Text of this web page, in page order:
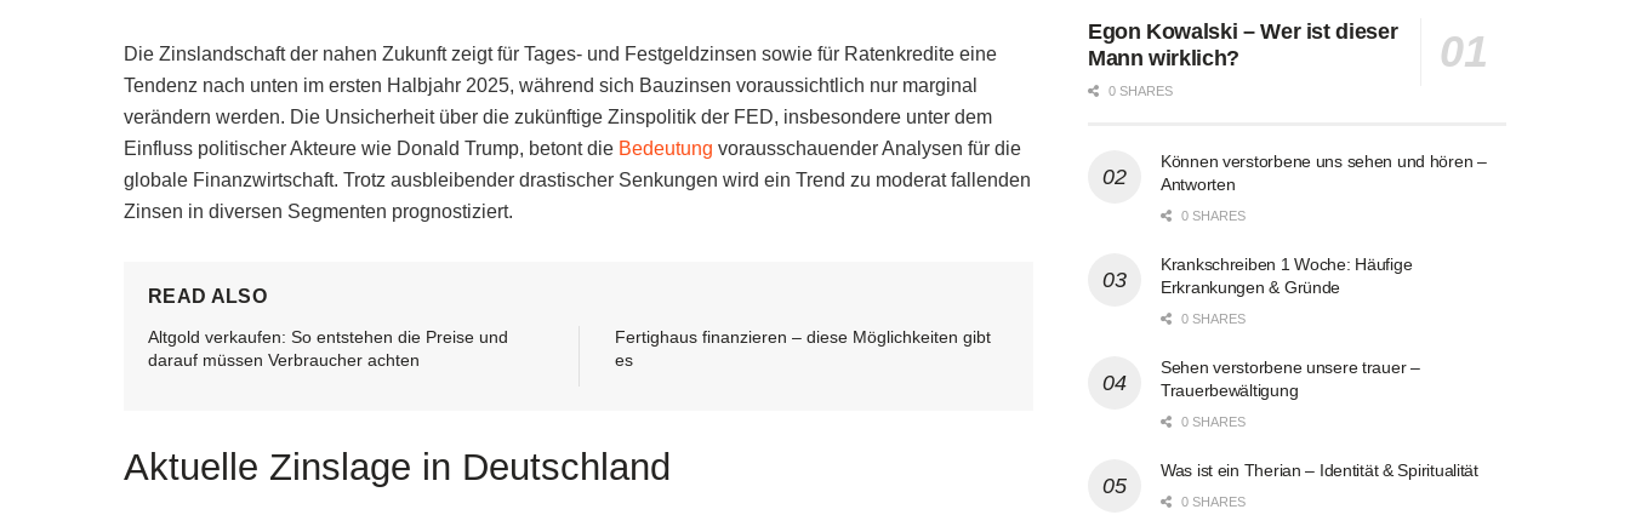
Die Zinslandschaft der nahen Zukunft zeigt für Tages- und Festgeldzinsen sowie für Ratenkredite eine
Tendenz nach unten im ersten Halbjahr 2025, während sich Bauzinsen voraussichtlich nur marginal
verändern werden. Die Unsicherheit über die zukünftige Zinspolitik der FED, insbesondere unter dem
Einfluss politischer Akteure wie Donald Trump, betont die Bedeutung vorausschauender Analysen für die
globale Finanzwirtschaft. Trotz ausbleibender drastischer Senkungen wird ein Trend zu moderat fallenden
Zinsen in diversen Segmenten prognostiziert.
READ ALSO
Altgold verkaufen: So entstehen die Preise und
darauf müssen Verbraucher achten
Fertighaus finanzieren – diese Möglichkeiten gibt
es
Aktuelle Zinslage in Deutschland
Egon Kowalski – Wer ist dieser
Mann wirklich?
0 SHARES
Können verstorbene uns sehen und hören –
Antworten
0 SHARES
Krankschreiben 1 Woche: Häufige
Erkrankungen & Gründe
0 SHARES
Sehen verstorbene unsere trauer –
Trauerbewältigung
0 SHARES
Was ist ein Therian – Identität & Spiritualität
0 SHARES